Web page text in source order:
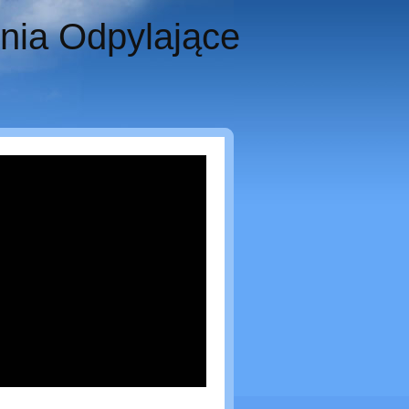
Odpylające